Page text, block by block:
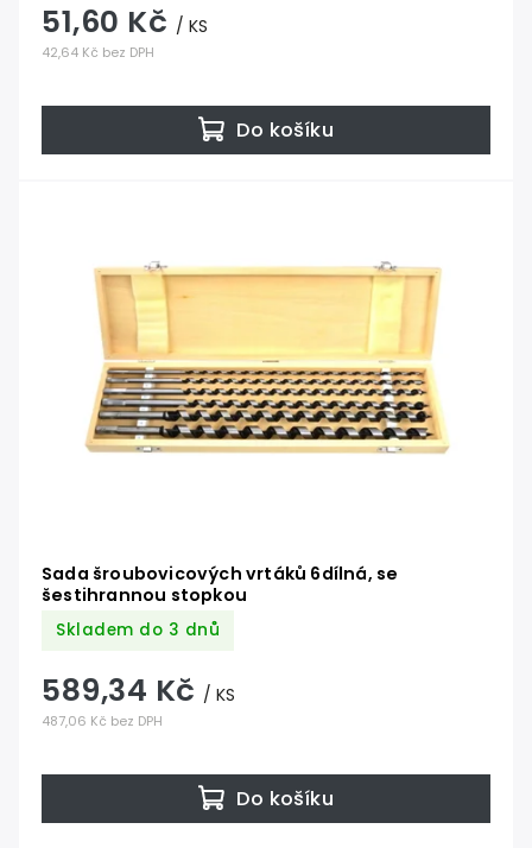
42,64 Kč bez DPH
51,60 Kč / KS
Do košíku
Sada šroubovicových vrtáků 6dílná, se
šestihrannou stopkou
Skladem do 3 dnů
487,06 Kč bez DPH
589,34 Kč / KS
Do košíku